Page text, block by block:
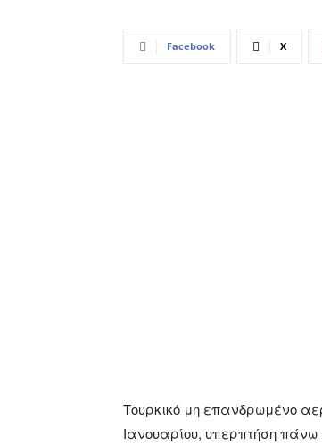
Facebook X
Τουρκικό μη επανδρωμένο
Ιανουαρίου, υπερπτήση